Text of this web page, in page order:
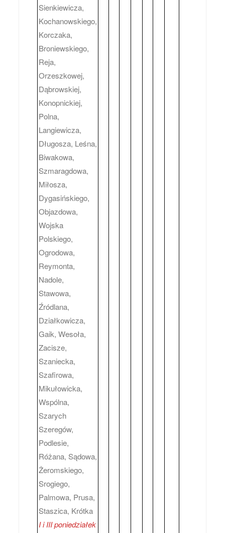
Sienkiewicza,
Kochanowskiego,
Korczaka,
Broniewskiego,
Reja,
Orzeszkowej,
Dąbrowskiej,
Konopnickiej,
Polna,
Langiewicza,
Długosza, Leśna,
Biwakowa,
Szmaragdowa,
Miłosza,
Dygasińskiego,
Objazdowa,
Wojska
Polskiego,
Ogrodowa,
Reymonta,
Nadole,
Stawowa,
Źródlana,
Działkowicza,
Gaik, Wesoła,
Zacisze,
Szaniecka,
Szafirowa,
Mikułowicka,
Wspólna,
Szarych
Szeregów,
Podlesie,
Różana, Sądowa,
Żeromskiego,
Srogiego,
Palmowa, Prusa,
Staszica, Krótka
I i III poniedziałek